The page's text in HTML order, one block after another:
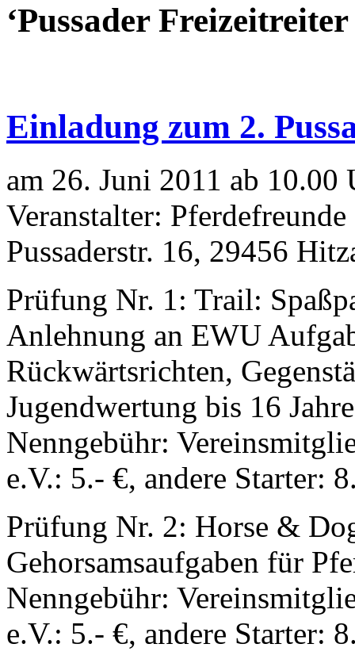
‘Pussader
Einladung zum 2.
am 26. Juni 2011 ab 10.00
Veranstalter:
Pussaderstr. 16, 29456
Prüfung Nr. 1: Trail:
Anlehnung an EWU
Rückwärtsrichten,
Jugendwertung bis 16
Nenngebühr:
e.V.: 5.- €, andere Starter:
Prüfung Nr. 2: Horse &
Gehorsamsaufgaben für
Nenngebühr:
e.V.: 5.- €, andere Starter: